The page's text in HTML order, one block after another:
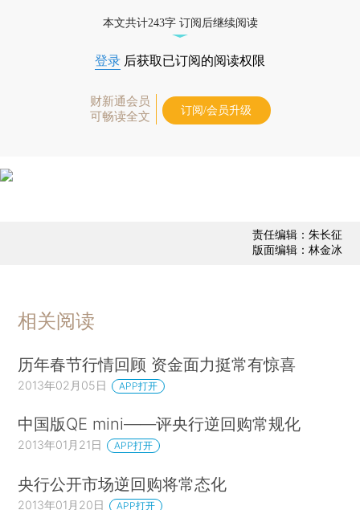
本文共计243字 订阅后继续阅读
登录 后获取已订阅的阅读权限
财新通会员
可畅读全文
订阅/会员升级
责任编辑：朱长征
版面编辑：林金冰
相关阅读
历年春节行情回顾 资金面力挺常有惊喜
2013年02月05日 APP打开
中国版QE mini——评央行逆回购常规化
2013年01月21日 APP打开
央行公开市场逆回购将常态化
2013年01月20日 APP打开